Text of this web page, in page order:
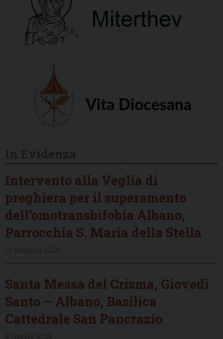
Intervento alla Veglia di
preghiera per il superamento
dell’omotransbifobia Albano,
Parrocchia S. Maria della Stella
Santa Messa del Crisma, Giovedì
Santo – Albano, Basilica
Cattedrale San Pancrazio